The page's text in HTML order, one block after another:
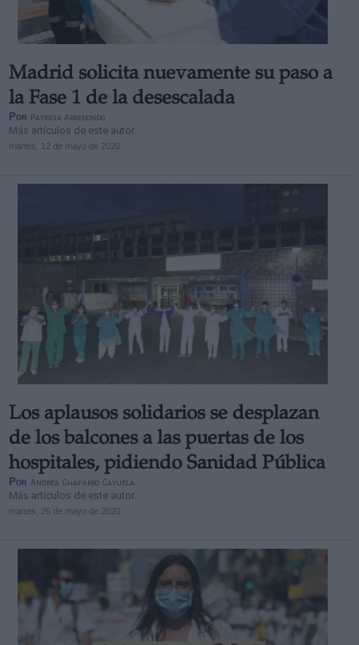
Madrid solicita nuevamente su paso a
la Fase 1 de la desescalada
Por Patricia Arredondo
Más artículos de este autor
martes, 12 de mayo de 2020
Los aplausos solidarios se desplazan
de los balcones a las puertas de los
hospitales, pidiendo Sanidad Pública
Por Andrea Chaparro Cayuela
Más artículos de este autor
martes, 26 de mayo de 2020